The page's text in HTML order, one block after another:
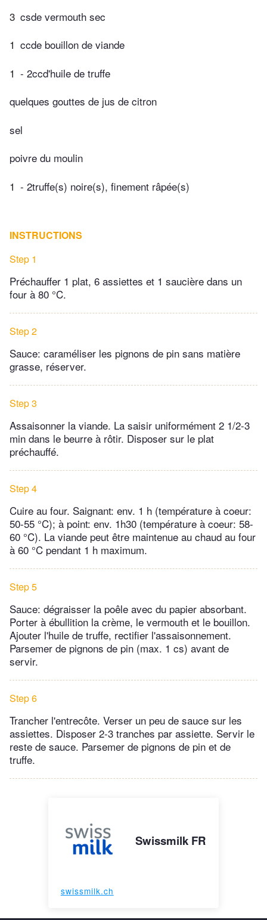
3 csde vermouth sec
1 ccde bouillon de viande
1 - 2ccd'huile de truffe
quelques gouttes de jus de citron
sel
poivre du moulin
1 - 2truffe(s) noire(s), finement râpée(s)
INSTRUCTIONS
Step 1
Préchauffer 1 plat, 6 assiettes et 1 saucière dans un
four à 80 °C.
Step 2
Sauce: caraméliser les pignons de pin sans matière
grasse, réserver.
Step 3
Assaisonner la viande. La saisir uniformément 2 1/2-3
min dans le beurre à rôtir. Disposer sur le plat
préchauffé.
Step 4
Cuire au four. Saignant: env. 1 h (température à coeur:
50-55 °C); à point: env. 1h30 (température à coeur: 58-
60 °C). La viande peut être maintenue au chaud au four
à 60 °C pendant 1 h maximum.
Step 5
Sauce: dégraisser la poêle avec du papier absorbant.
Porter à ébullition la crème, le vermouth et le bouillon.
Ajouter l'huile de truffe, rectifier l'assaisonnement.
Parsemer de pignons de pin (max. 1 cs) avant de
servir.
Step 6
Trancher l'entrecôte. Verser un peu de sauce sur les
assiettes. Disposer 2-3 tranches par assiette. Servir le
reste de sauce. Parsemer de pignons de pin et de
truffe.
Swissmilk FR
swissmilk.ch